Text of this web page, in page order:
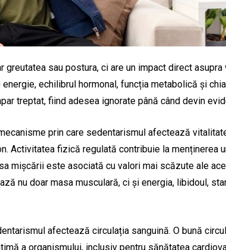
greutatea sau postura, ci are un impact direct
echilibrul hormonal, funcția metabolică și
treptat, fiind adesea ignorate până când devin
prin care sedentarismul afectează
Activitatea fizică regulată contribuie la menținerea
mișcării este asociată cu valori mai scăzute ale
nu doar masa musculară, ci și energia, libidoul,
afectează circulația sanguină. O bună
a organismului, inclusiv pentru sănătatea